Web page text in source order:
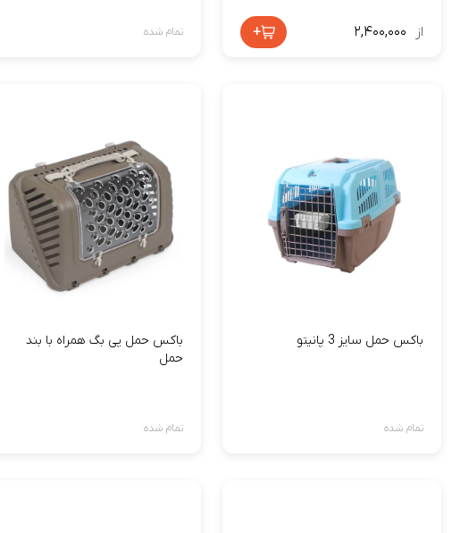
از ۲,۴۰۰,۰۰۰ + تمام شده
باکس حمل سایز 3 پانیتو
تمام شده
باکس حمل پی بگ همراه با بند
حمل
تمام شده